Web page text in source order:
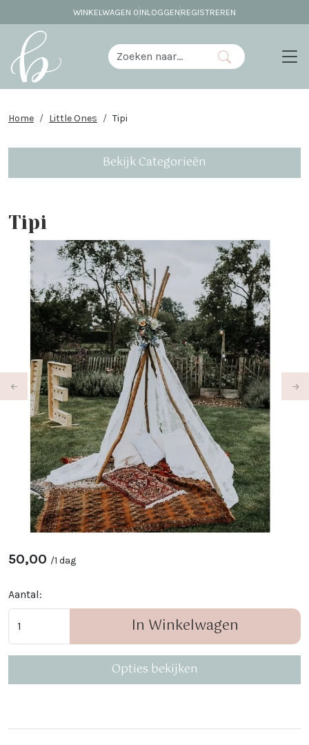
WINKELWAGEN 0 INLOGGEN REGISTREREN
Home Little Ones Tipi
Bekijk Categorieën
Tipi
50,00 /1 dag
Aantal:
In Winkelwagen
Opties bekijken
Previous